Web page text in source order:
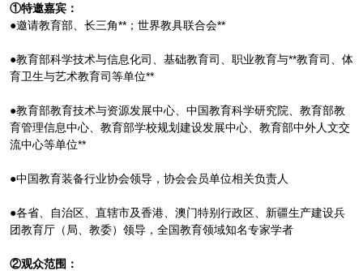
①特邀嘉宾：
●邀请教育部、长三角**；世界教具联合会**
●教育部科学技术与信息化司、基础教育司、职业教育与**教育司、体
育卫生与艺术教育司等单位**
●教育部教育技术与资源发展中心、中国教育科学研究院、教育部教
育管理信息中心、教育部学校规划建设发展中心、教育部中外人文交
流中心等单位**
●中国教育装备行业协会领导，协会会员单位相关负责人
●各省、自治区、直辖市及香港、澳门特别行政区、新疆生产建设兵
团教育厅（局、教委）领导，全国教育领域知名专家学者
②观众范围：